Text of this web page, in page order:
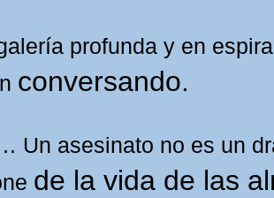
profunda y en
conversando.
Un asesinato no es un
de la vida de las